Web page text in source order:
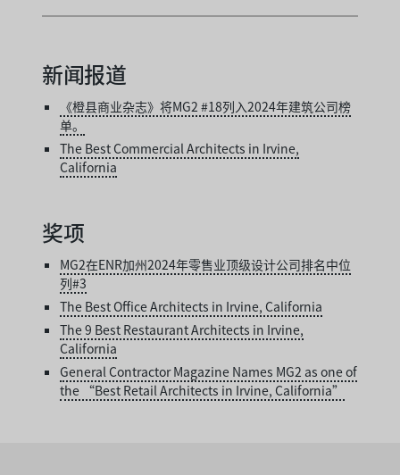
新闻报道
《橙县商业杂志》将MG2 #18列入2024年建筑公司榜
单。
The Best Commercial Architects in Irvine,
California
奖项
MG2在ENR加州2024年零售业顶级设计公司排名中位
列#3
The Best Office Architects in Irvine, California
The 9 Best Restaurant Architects in Irvine,
California
General Contractor Magazine Names MG2 as one of
the “Best Retail Architects in Irvine, California”